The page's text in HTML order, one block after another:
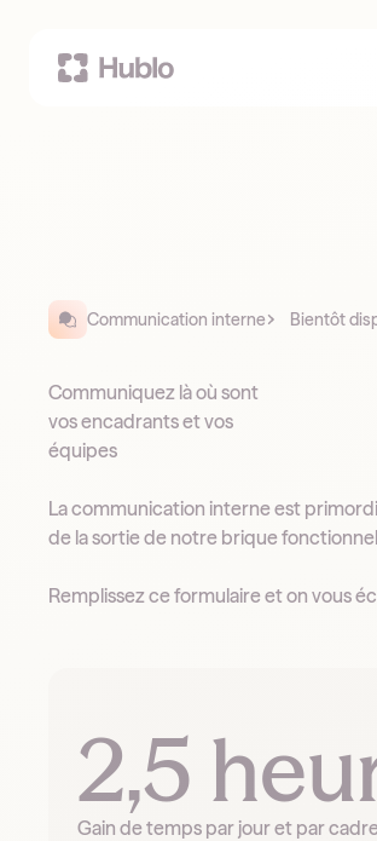
Communication interne Bientôt
Communiquez là où sont
vos encadrants et vos
équipes
La communication interne est
de la sortie de notre brique
Remplissez ce formulaire et on vous
2,5
Gain de temps par jour et par cadre